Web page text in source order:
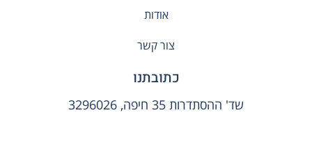
אודות
צור קשר
כתובתנו
שד' ההסתדרות 35 חיפה, 3296026